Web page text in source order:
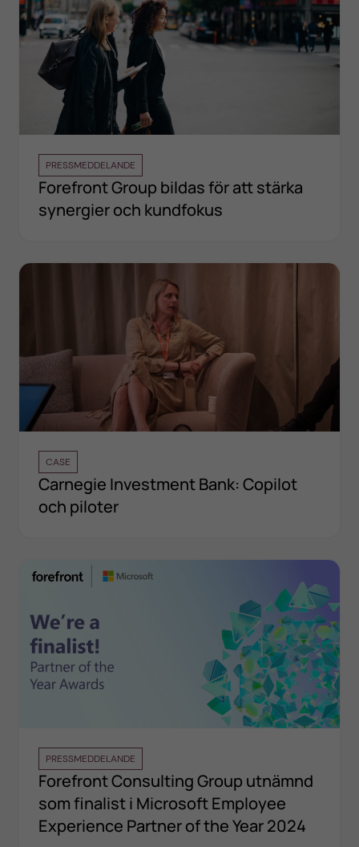
PRESSMEDDELANDE
Forefront Group bildas för att stärka
synergier och kundfokus
CASE
Carnegie Investment Bank: Copilot
och piloter
PRESSMEDDELANDE
Forefront Consulting Group utnämnd
som finalist i Microsoft Employee
Experience Partner of the Year 2024